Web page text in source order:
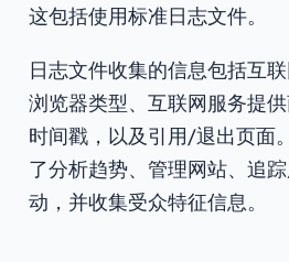
这包括使用标准日志文件。
日志文件收集的信息包括互联
浏览器类型、互联网服务提
时间戳，以及引用/退出页面
了分析趋势、管理网站、追
动，并收集受众特征信息。